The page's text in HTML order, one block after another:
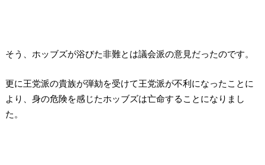
そう、ホッブズが浴びた非難とは議会派の意見だったのです。
更に王党派の貴族が弾劾を受けて王党派が不利になったことに
より、身の危険を感じたホッブズは亡命することになりまし
た。